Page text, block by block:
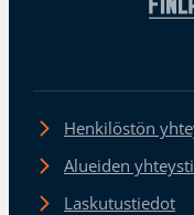
Henkilöstön
Alueiden
Laskutustiedot